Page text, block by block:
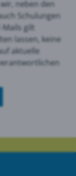
neben den
Schulungen
gilt
lassen, keine
aktuelle